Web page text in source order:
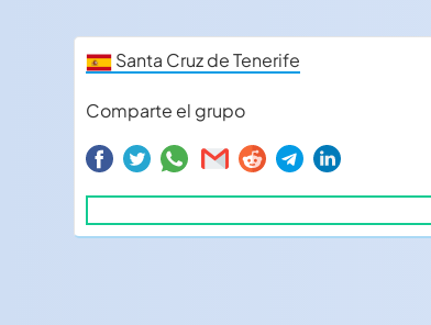
Santa Cruz de Tenerife
Comparte el grupo